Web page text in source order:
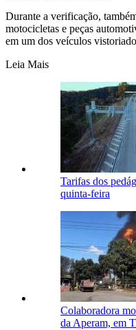
Durante a verificação,
motocicletas e peças
em um dos veículos
Leia Mais
Tarifas dos
quinta-feira
Colaboradora
da Aperam, em